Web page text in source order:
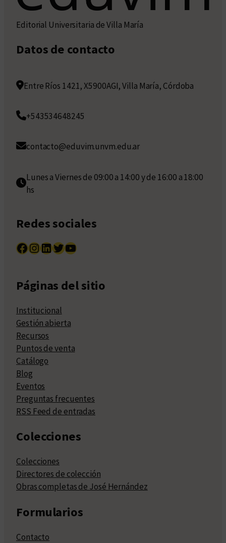
Editorial Universitaria de Villa María
Datos de contacto
Entre Ríos 1421, X5900AGI, Villa María, Córdoba
+543534648245
contacto@eduvim.unvm.edu.ar
Lunes a Viernes de 09:00 a 14:00 y de 16:00 a 18:00
hs
Redes sociales
Facebook InstagramLinkedIn Twitter YouTube
Páginas del sitio
Institucional
Gestión abierta
Recursos
Puntos de venta
Catálogo
Blog
Eventos
Preguntas frecuentes
RSS Feed de entradas
Colecciones
Colecciones
Directores de colección
Obras completas de José Hernández
Formularios
Contacto